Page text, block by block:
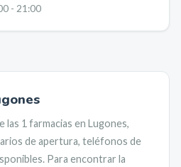
- 21:00
las 1 farmacias en Lugones,
de apertura, teléfonos de
Para encontrar la